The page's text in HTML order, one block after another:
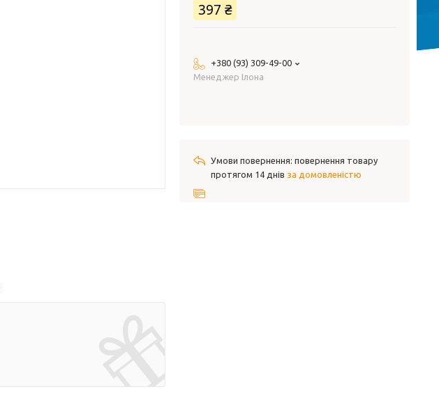
397 ₴
+380 (93) 309-49-00
Менеджер Ілона
повернення товару
протягом 14 днів за домовленістю